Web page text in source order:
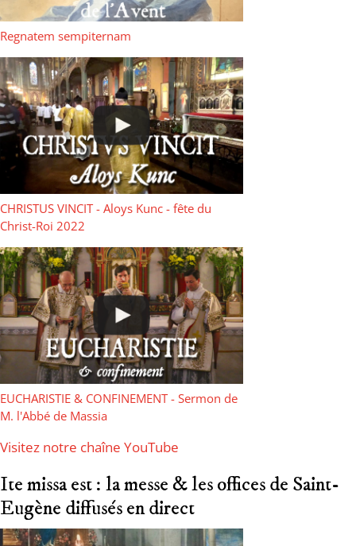
Regnatem sempiternam
CHRISTUS VINCIT - Aloys Kunc - fête du
Christ-Roi 2022
EUCHARISTIE & CONFINEMENT - Sermon de
M. l'Abbé de Massia
Visitez notre chaîne YouTube
Ite missa est : la messe & les offices de Saint-
Eugène diffusés en direct